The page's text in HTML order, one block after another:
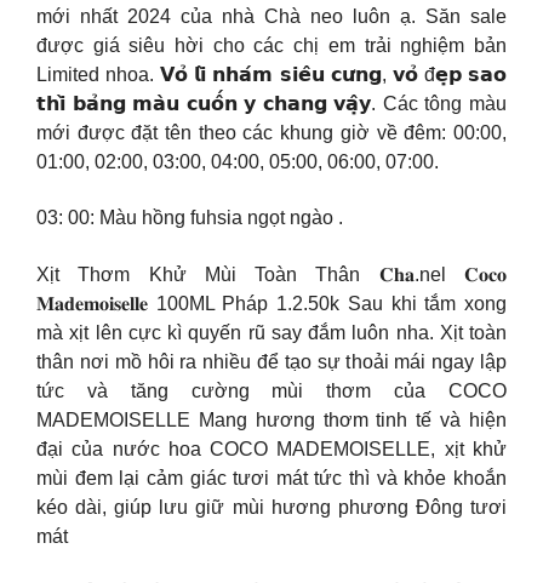
mới nhất 2024 của nhà Chà neo luôn ạ. Săn sale
được giá siêu hời cho các chị em trải nghiệm bản
Limited nhoa. 𝗩𝗼̉ 𝗹𝗶̀ 𝗻𝗵𝗮́𝗺 𝘀𝗶𝗲̂𝘂 𝗰𝘂̛𝗻𝗴, 𝘃𝗼̉ đ𝗲̣𝗽 𝘀𝗮𝗼
𝘁𝗵𝗶̀ 𝗯𝗮̉𝗻𝗴 𝗺𝗮̀𝘂 𝗰𝘂𝗼̂́𝗻 𝘆 𝗰𝗵𝗮𝗻𝗴 𝘃𝗮̣̂𝘆. Các tông màu
mới được đặt tên theo các khung giờ về đêm: 00:00,
01:00, 02:00, 03:00, 04:00, 05:00, 06:00, 07:00.
03: 00: Màu hồng fuhsia ngọt ngào .
Xịt Thơm Khử Mùi Toàn Thân 𝐂𝐡𝐚.nel 𝐂𝐨𝐜𝐨
𝐌𝐚𝐝𝐞𝐦𝐨𝐢𝐬𝐞𝐥𝐥𝐞 100ML Pháp 1.2.50k Sau khi tắm xong
mà xịt lên cực kì quyến rũ say đắm luôn nha. Xịt toàn
thân nơi mồ hôi ra nhiều để tạo sự thoải mái ngay lập
tức và tăng cường mùi thơm của COCO
MADEMOISELLE Mang hương thơm tinh tế và hiện
đại của nước hoa COCO MADEMOISELLE, xịt khử
mùi đem lại cảm giác tươi mát tức thì và khỏe khoắn
kéo dài, giúp lưu giữ mùi hương phương Đông tươi
mát